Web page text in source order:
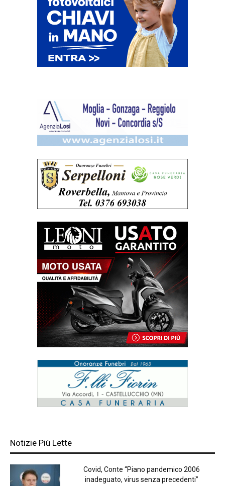
Notizie Più Lette
Covid, Conte “Piano pandemico 2006
inadeguato, virus senza precedenti”